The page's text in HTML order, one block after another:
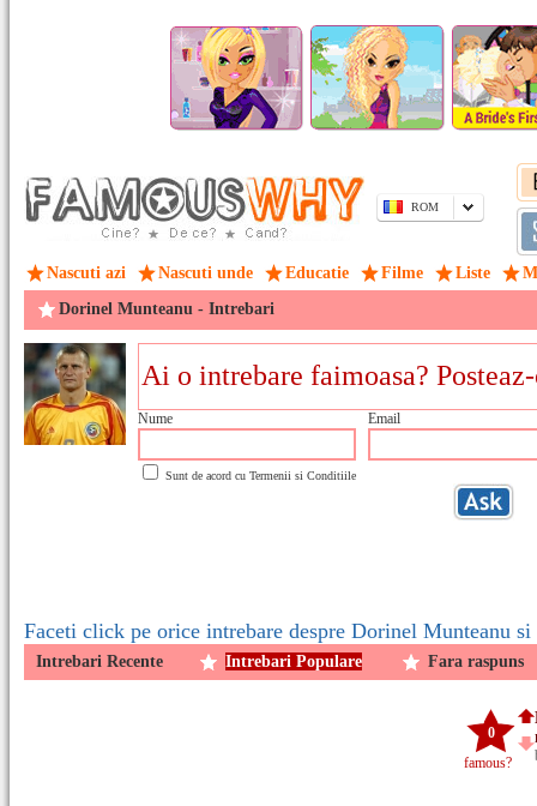
ROM
Nascuti azi Nascuti unde Educatie Filme Liste
Dorinel Munteanu - Intrebari
Nume Email
Sunt de acord cu Termenii si Conditiile
Faceti click pe orice intrebare despre Dorinel Munteanu si
Intrebari Recente Intrebari Populare Fara raspuns
0
famous?